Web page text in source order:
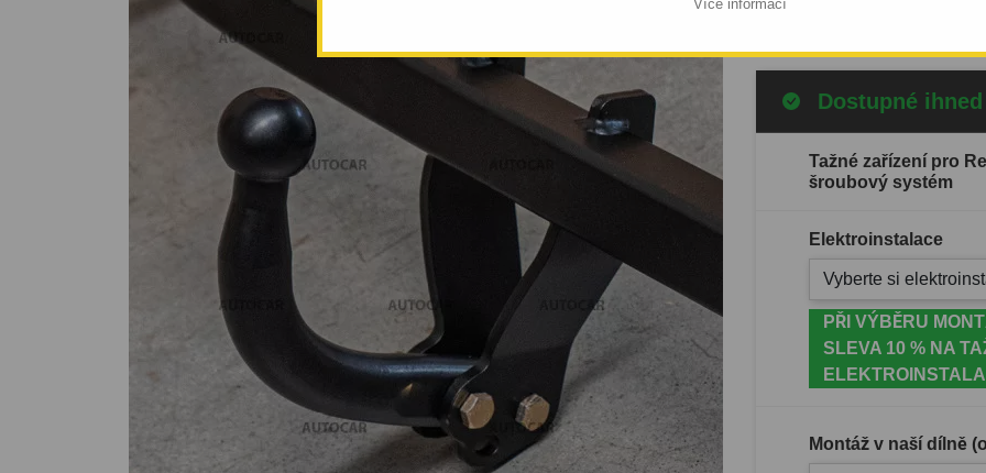
Více informací
Dostupné ihned
Tažné zařízení pro
šroubový systém
Elektroinstalace
Vyberte si
PŘI VÝBĚRU
SLEVA 10 % NA
Montáž v naší dílně